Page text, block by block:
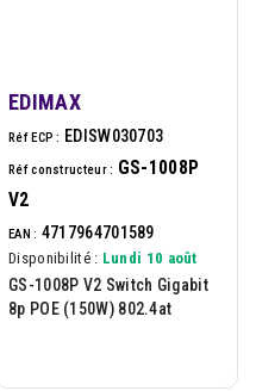
EDIMAX
Réf ECP : EDISW030703
Réf constructeur : GS-1008P
V2
EAN : 4717964701589
Disponibilité : Lundi 10 août
GS-1008P V2 Switch Gigabit
8p POE (150W) 802.4at